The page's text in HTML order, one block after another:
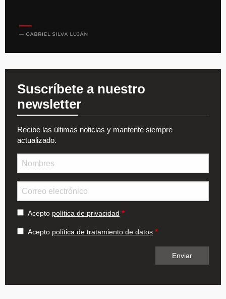
Suscríbete a nuestro
newsletter
Recibe las últimas noticias y mantente siempre
actualizado.
Acepto política de privacidad
Acepto política de tratamiento de datos